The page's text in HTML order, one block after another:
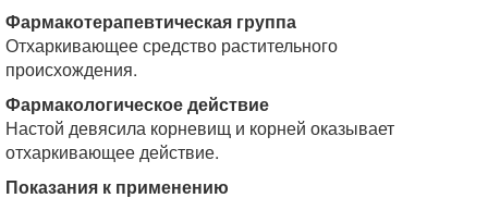
Фармакотерапевтическая группа
Отхаркивающее средство растительного
происхождения.
Фармакологическое действие
Настой девясила корневищ и корней оказывает
отхаркивающее действие.
Показания к применению